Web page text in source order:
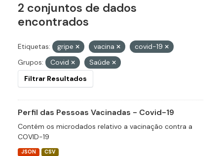
2 conjuntos de dados
encontrados
Etiquetas: gripe vacina
covid-19
Grupos:
Covid
Saúde
Filtrar Resultados
Perfil das Pessoas Vacinadas - Covid-19
Contém os microdados relativo a vacinação contra a
COVID-19
JSON CSV